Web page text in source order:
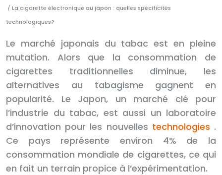
/ La cigarette électronique au japon : quelles spécificités
technologiques?
Le marché japonais du tabac est en pleine
mutation. Alors que la consommation de
cigarettes traditionnelles diminue, les
alternatives au tabagisme gagnent en
popularité. Le Japon, un marché clé pour
l’industrie du tabac, est aussi un laboratoire
d’innovation pour les nouvelles technologies .
Ce pays représente environ 4% de la
consommation mondiale de cigarettes, ce qui
en fait un terrain propice à l’expérimentation.